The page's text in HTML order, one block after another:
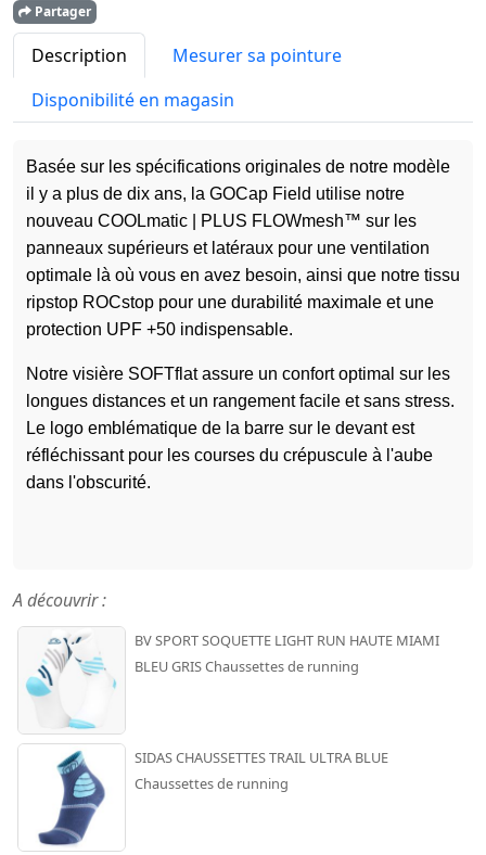
Partager
Description
Mesurer sa pointure
Disponibilité en magasin
Basée sur les spécifications originales de notre modèle
il y a plus de dix ans, la GOCap Field utilise notre
nouveau COOLmatic | PLUS FLOWmesh™ sur les
panneaux supérieurs et latéraux pour une ventilation
optimale là où vous en avez besoin, ainsi que notre tissu
ripstop ROCstop pour une durabilité maximale et une
protection UPF +50 indispensable.
Notre visière SOFTflat assure un confort optimal sur les
longues distances et un rangement facile et sans stress.
Le logo emblématique de la barre sur le devant est
réfléchissant pour les courses du crépuscule à l'aube
dans l'obscurité.
A découvrir :
BV SPORT SOQUETTE LIGHT RUN HAUTE MIAMI
BLEU GRIS Chaussettes de running
SIDAS CHAUSSETTES TRAIL ULTRA BLUE
Chaussettes de running